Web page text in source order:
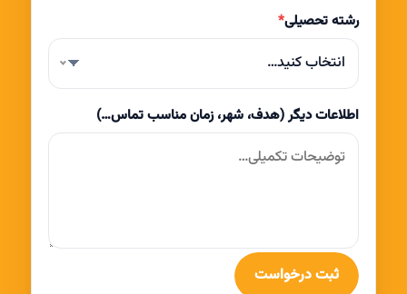
رشته تحصیلی*
انتخاب کنید…
اطلاعات دیگر (هدف، شهر، زمان مناسب تماس…)
ثبت درخواست